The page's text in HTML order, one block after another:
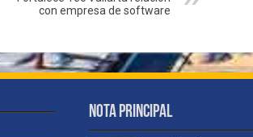
con empresa de software
Nota Principal